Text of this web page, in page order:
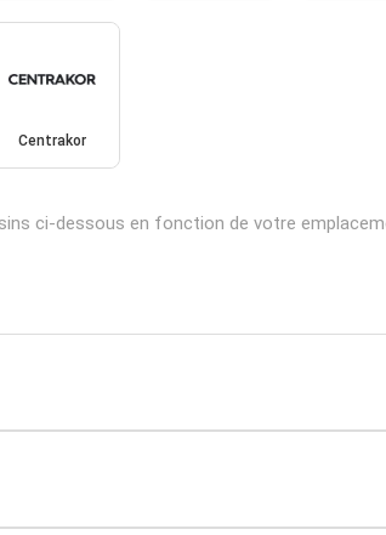
Centrakor
ci-dessous en fonction de votre